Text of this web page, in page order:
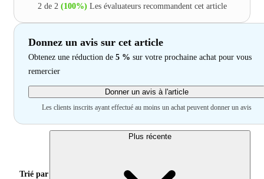
2 de 2 (100%) Les évaluateurs recommandent cet article
Donnez un avis sur cet article
Obtenez une réduction de 5 % sur votre prochaine achat pour vous
remercier
Donner un avis à l'article
Les clients inscrits ayant effectué au moins un achat peuvent donner un avis
Trié par
Plus récente